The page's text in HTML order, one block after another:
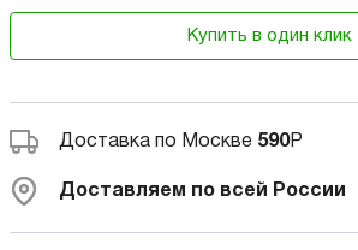
Купить в один клик
Доставка по Москве 590Р
Доставляем по всей России